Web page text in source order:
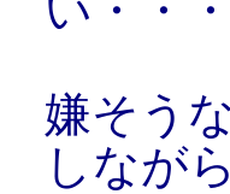
嫌そう
しなが